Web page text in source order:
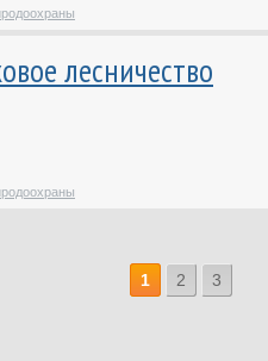
лесничество
1 2 3